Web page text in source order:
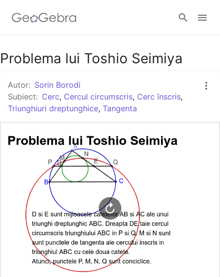
Google Classroom
GeoGebra Classroom
Problema lui Toshio Seimiya
Autor: Sorin Borodi
Subiect: Cerc, Cercul circumscris, Cerc înscris,
Triunghiuri dreptunghice, Tangenta